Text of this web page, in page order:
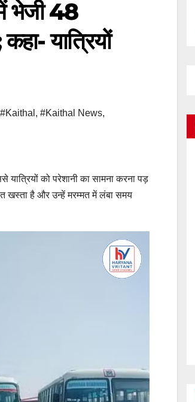
भेजी 48
यात्रियों
#Kaithal , #Kaithal News,
को परेशानी का सामना करना पड़
है और उन्हें मरम्मत में लंबा समय